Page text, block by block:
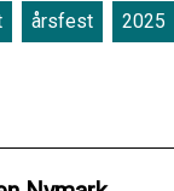
årsfest 2025